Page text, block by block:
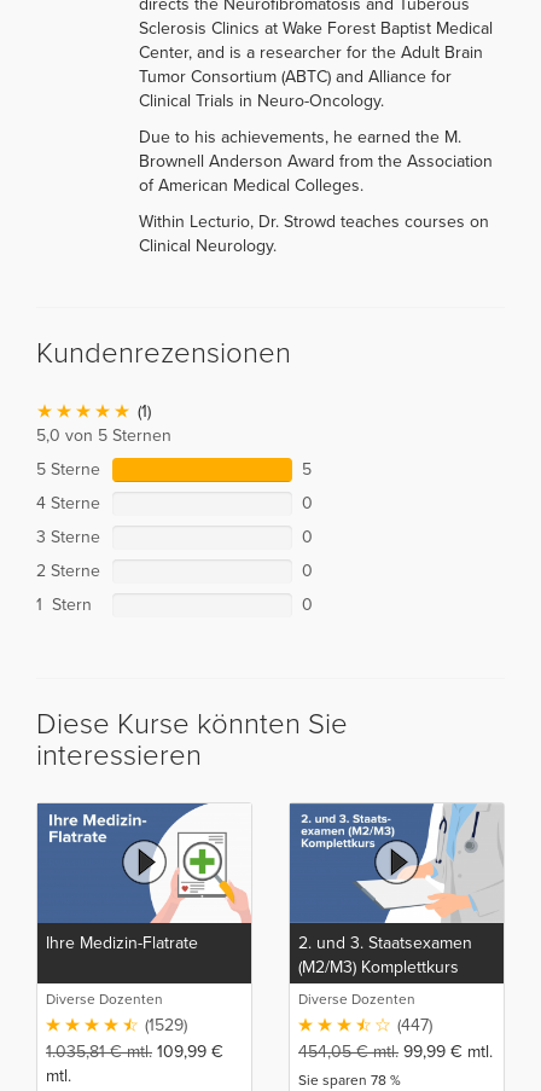
Sclerosis Clinics at Wake Forest Baptist Medical
Center, and is a researcher for the Adult Brain
Tumor Consortium (ABTC) and Alliance for
Clinical Trials in Neuro-Oncology.
Due to his achievements, he earned the M.
Brownell Anderson Award from the Association
of American Medical Colleges.
Within Lecturio, Dr. Strowd teaches courses on
Clinical Neurology.
Kundenrezensionen
(1)
5,0 von 5 Sternen
5 Sterne
5
4 Sterne
0
3 Sterne
0
2 Sterne
0
1 Stern
0
Diese Kurse könnten Sie
interessieren
Ihre Medizin-Flatrate
Diverse Dozenten
(1529)
1.035,81€mtl. 109,99 €
mtl.
2. und 3. Staatsexamen
(M2/M3) Komplettkurs
Diverse Dozenten
(447)
454,05€mtl. 99,99 € mtl.
Sie sparen 78 %